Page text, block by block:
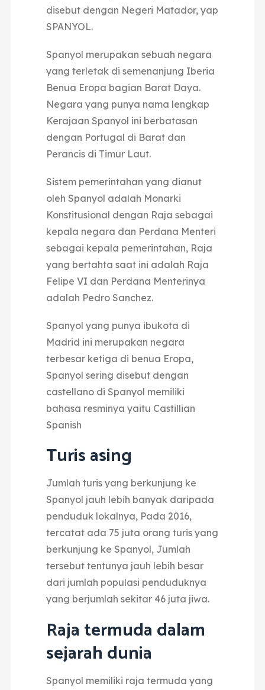
disebut dengan Negeri Matador, yap
SPANYOL.
Spanyol merupakan sebuah negara
yang terletak di semenanjung Iberia
Benua Eropa bagian Barat Daya.
Negara yang punya nama lengkap
Kerajaan Spanyol ini berbatasan
dengan Portugal di Barat dan
Perancis di Timur Laut.
Sistem pemerintahan yang dianut
oleh Spanyol adalah Monarki
Konstitusional dengan Raja sebagai
kepala negara dan Perdana Menteri
sebagai kepala pemerintahan, Raja
yang bertahta saat ini adalah Raja
Felipe VI dan Perdana Menterinya
adalah Pedro Sanchez.
Spanyol yang punya ibukota di
Madrid ini merupakan negara
terbesar ketiga di benua Eropa,
Spanyol sering disebut dengan
castellano di Spanyol memiliki
bahasa resminya yaitu Castillian
Spanish
Turis asing
Jumlah turis yang berkunjung ke
Spanyol jauh lebih banyak daripada
penduduk lokalnya, Pada 2016,
tercatat ada 75 juta orang turis yang
berkunjung ke Spanyol, Jumlah
tersebut tentunya jauh lebih besar
dari jumlah populasi penduduknya
yang berjumlah sekitar 46 juta jiwa.
Raja termuda dalam
sejarah dunia
Spanyol memiliki raja termuda yang